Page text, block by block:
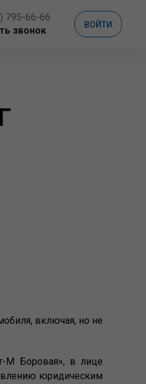
795-66-66
звонок
ВОЙТИ
включая, но не
М Боровая», в лице
юридическим